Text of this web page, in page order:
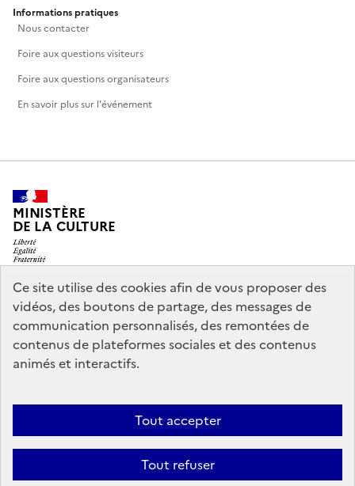
Ce site utilise des cookies afin de vous proposer des
vidéos, des boutons de partage, des messages de
communication personnalisés, des remontées de
contenus de plateformes sociales et des contenus
animés et interactifs.
Tout accepter
Tout refuser
Informations pratiques
Nous contacter
Foire aux questions visiteurs
Foire aux questions organisateurs
En savoir plus sur l'événement
MINISTÈRE
DE LA CULTURE
legifrance.gouv.fr
info.gouv.fr
service-public.gouv.fr
data.gouv.fr
Mentions légales
conforme
Politique d’utilisation des témoins de connexion